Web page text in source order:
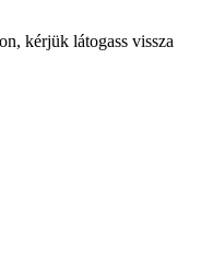
kérjük látogass vissza